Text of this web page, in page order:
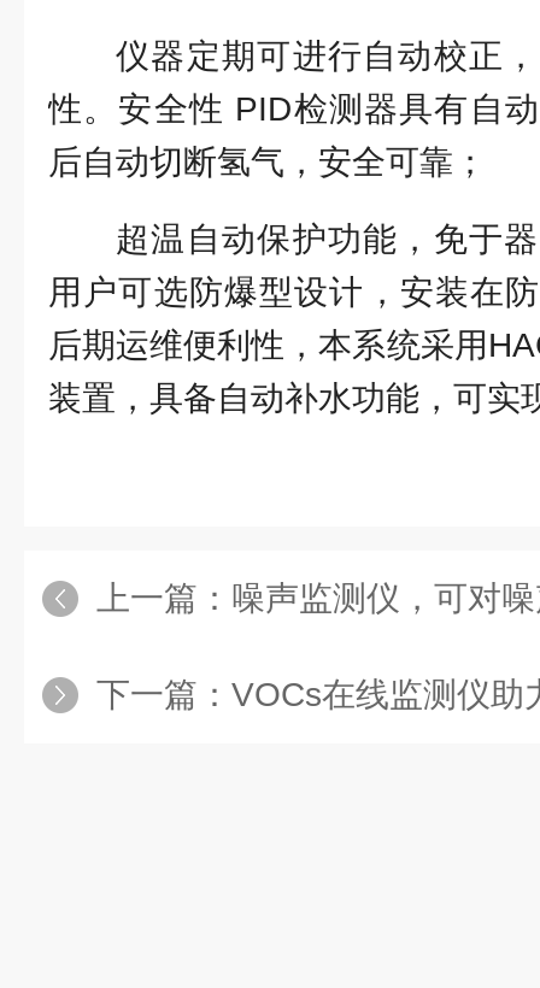
仪器定期可进行自动校正
性。安全性 PID检测器具有自
后自动切断氢气，安全可靠；
超温自动保护功能，免于
用户可选防爆型设计，安装在
后期运维便利性，本系统采用
装置，具备自动补水功能，可实
上一篇： 噪声监测仪，可对
下一篇： VOCs在线监测仪助